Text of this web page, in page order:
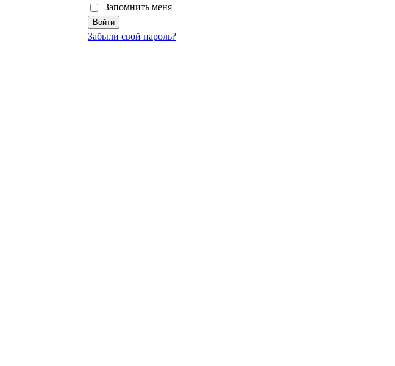
Запомнить меня
Забыли свой пароль?